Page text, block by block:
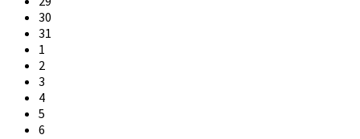
30
31
1
2
3
4
5
6